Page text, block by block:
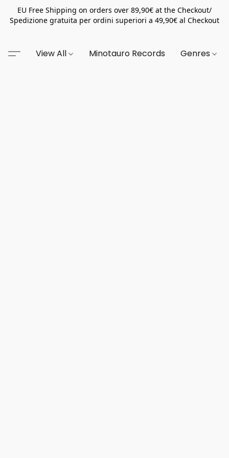
EU Free Shipping on orders over 89,90€ at the Checkout/
Spedizione gratuita per ordini superiori a 49,90€ al Checkout
View All Minotauro Records Genres